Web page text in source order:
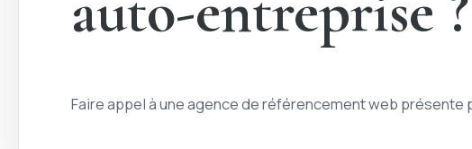
Faire appel à une agence de référencement web